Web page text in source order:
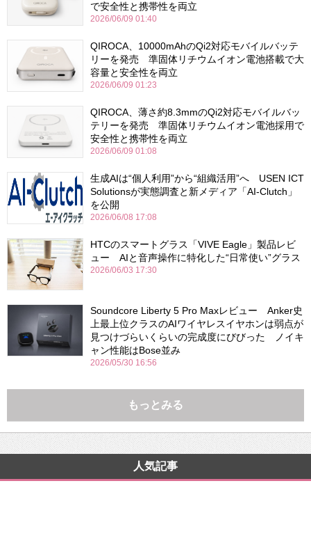
で安全性と携帯性を両立
2026/06/09 01:40
QIROCA、10000mAhのQi2対応モバイルバッテ
リーを発売 準固体リチウムイオン電池搭載で大
容量と安全性を両立
2026/06/09 01:23
QIROCA、薄さ約8.3mmのQi2対応モバイルバッ
テリーを発売 準固体リチウムイオン電池採用で
安全性と携帯性を両立
2026/06/09 01:08
生成AIは“個人利用”から“組織活用”へ USEN ICT
Solutionsが実態調査と新メディア「AI-Clutch」
を公開
2026/06/08 17:08
HTCのスマートグラス「VIVE Eagle」製品レビ
ュー AIと音声操作に特化した“日常使い”グラス
2026/06/03 17:30
Soundcore Liberty 5 Pro Maxレビュー Anker史
上最上位クラスのAIワイヤレスイヤホンは弱点が
見つけづらいくらいの完成度にびびった ノイキ
ャン性能はBose並み
2026/05/30 16:56
もっとみる
人気記事